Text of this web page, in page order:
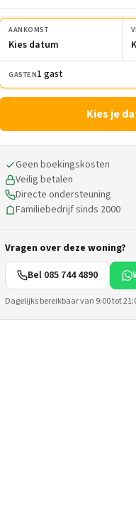
AANKOMST
Kies datum
GASTEN1 gast
Kies je
Geen boekingskosten
Veilig betalen
Directe ondersteuning
Familiebedrijf sinds 2000
Vragen over deze woning?
Bel 085 744 4890
Dagelijks bereikbaar van 9:00 tot